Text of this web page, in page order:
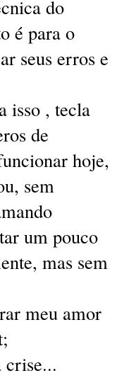
do
é para o
seus erros e
isso , tecla
de
hoje,
sem
um pouco
mas sem
meu amor
crise...